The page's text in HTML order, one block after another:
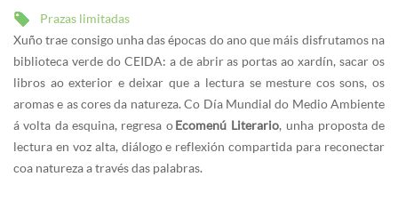
Prazas limitadas
Xuño trae consigo unha das épocas do ano que máis disfrutamos na
biblioteca verde do CEIDA: a de abrir as portas ao xardín, sacar os
libros ao exterior e deixar que a lectura se mesture cos sons, os
aromas e as cores da natureza. Co Día Mundial do Medio Ambiente
á volta da esquina, regresa oEcomenú Literario, unha proposta de
lectura en voz alta, diálogo e reflexión compartida para reconectar
coa natureza a través das palabras.